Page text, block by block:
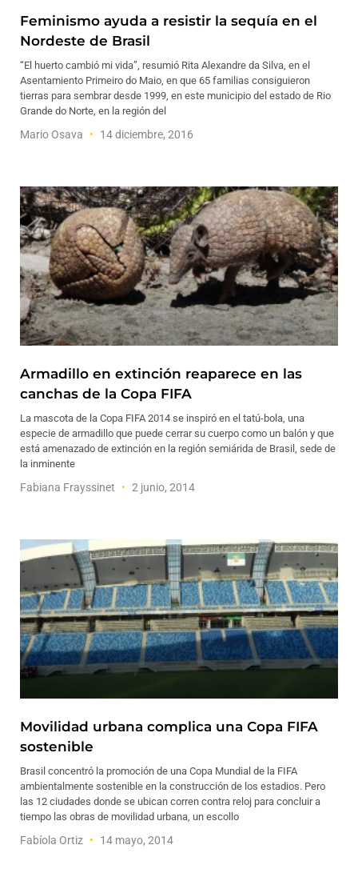
Feminismo ayuda a resistir la sequía en el
Nordeste de Brasil
“El huerto cambió mi vida”, resumió Rita Alexandre da Silva, en el
Asentamiento Primeiro do Maio, en que 65 familias consiguieron
tierras para sembrar desde 1999, en este municipio del estado de Rio
Grande do Norte, en la región del
Mario Osava 14 diciembre, 2016
Armadillo en extinción reaparece en las
canchas de la Copa FIFA
La mascota de la Copa FIFA 2014 se inspiró en el tatú-bola, una
especie de armadillo que puede cerrar su cuerpo como un balón y que
está amenazado de extinción en la región semiárida de Brasil, sede de
la inminente
Fabiana Frayssinet 2 junio, 2014
Movilidad urbana complica una Copa FIFA
sostenible
Brasil concentró la promoción de una Copa Mundial de la FIFA
ambientalmente sostenible en la construcción de los estadios. Pero
las 12 ciudades donde se ubican corren contra reloj para concluir a
tiempo las obras de movilidad urbana, un escollo
Fabíola Ortiz 14 mayo, 2014